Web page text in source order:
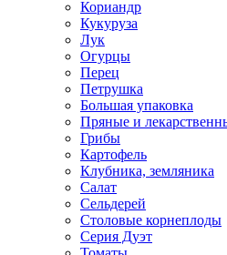
Кориандр
Кукуруза
Лук
Огурцы
Перец
Петрушка
Большая упаковка
Пряные и
Грибы
Картофель
Клубника, земляника
Салат
Сельдерей
Столовые корнеплоды
Серия Дуэт